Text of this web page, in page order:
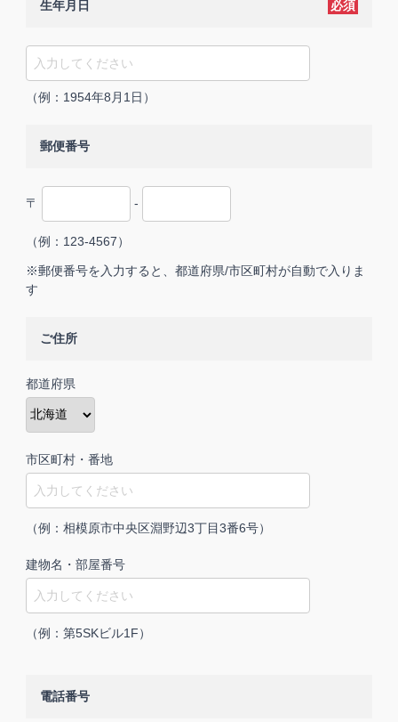
生年月日 必須
（例：1954年8月1日）
郵便番号
〒 -
（例：123-4567）
※郵便番号を入力すると、都道府県/市区町村が自動で入りま
す
ご住所
都道府県
市区町村・番地
（例：相模原市中央区淵野辺3丁目3番6号）
建物名・部屋番号
（例：第5SKビル1F）
電話番号